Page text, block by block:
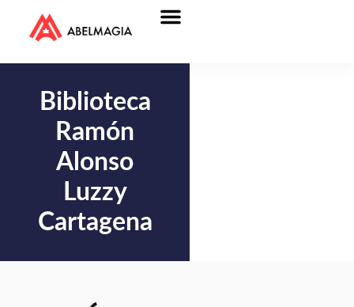
Biblioteca
Ramón
Alonso
Luzzy
Cartagena